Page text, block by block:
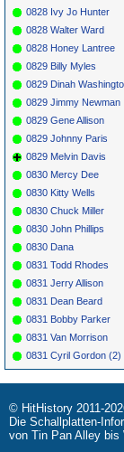
0828 Ivy Jo Hunter
0828 Walter Ward
0828 Honey Lantree
0829 Billy Myles
0829 Dinah
0829 Jimmy Newman
0829 Gene Allison
0829 Johnny Paris
0829 Melvin Davis
0830 Mercy Dee
0830 Kitty Wells
0830 Chuck Miller
0830 John Phillips
0830 Dana
0831 Todd Rhodes
0831 Jerry Allison
0831 Dean Beard
0831 Bobby Parker
0831 Van Morrison
0831 Cyril Gordon (2)
© HitHistory 2011-
Die Schallplatten-
von Tin Pan Alley bis